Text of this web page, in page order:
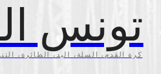
تونس
كرة القدم، السلة، اليد، الطائرة،